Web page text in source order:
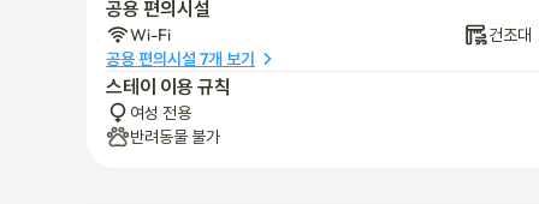
공용 편의시설
Wi-Fi 건조대
공용 편의시설 7개 보기
스테이 이용 규칙
여성 전용
반려동물 불가